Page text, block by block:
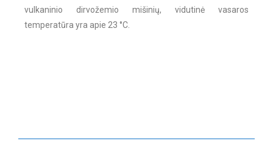
vulkaninio dirvožemio mišinių, vidutinė vasaros
temperatūra yra apie 23 °C.